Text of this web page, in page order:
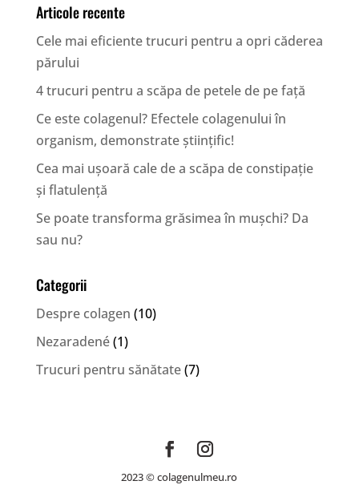
Articole recente
Cele mai eficiente trucuri pentru a opri căderea
părului
4 trucuri pentru a scăpa de petele de pe față
Ce este colagenul? Efectele colagenului în
organism, demonstrate științific!
Cea mai ușoară cale de a scăpa de constipație
și flatulență
Se poate transforma grăsimea în mușchi? Da
sau nu?
Categorii
Despre colagen (10)
Nezaradené(1)
Trucuri pentru sănătate(7)
2023 © colagenulmeu.ro